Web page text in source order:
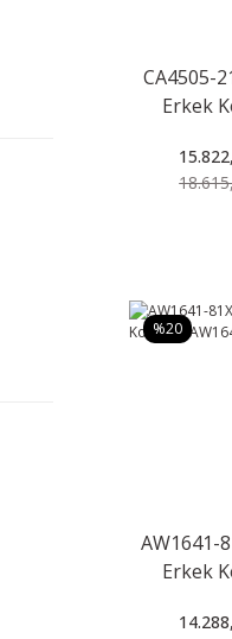
CA4505-
Erkek
%20
AW1641-
Erkek